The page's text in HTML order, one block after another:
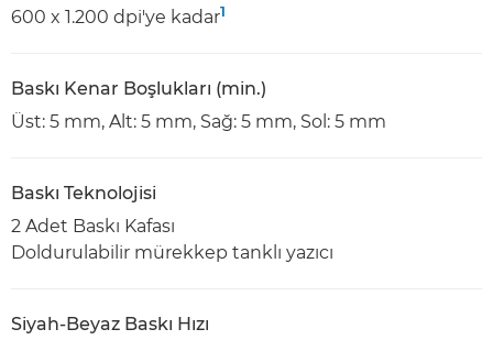
600 x 1.200 dpi'ye kadar1
Baskı Kenar Boşlukları (min.)
Üst: 5 mm, Alt: 5 mm, Sağ: 5 mm, Sol: 5 mm
Baskı Teknolojisi
2 Adet Baskı Kafası
Doldurulabilir mürekkep tanklı yazıcı
Siyah-Beyaz Baskı Hızı